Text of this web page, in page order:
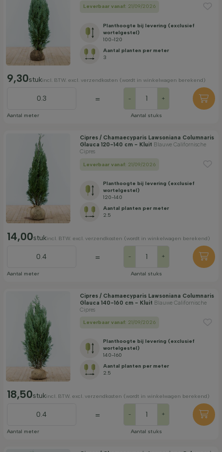
Leverbaar vanaf: 21/09/2026
Planthoogte bij levering (exclusief
wortelgestel)
100-120
Aantal planten per meter
3
9,30stukincl. BTW. excl. verzendkosten (wordt in winkelwagen berekend)
Aantal meter
= - +
Aantal stuks
Cipres / Chamaecyparis Lawsoniana Columnaris
Glauca 120-140 cm - Kluit Blauwe Californische
Cipres
Leverbaar vanaf: 21/09/2026
Planthoogte bij levering (exclusief
wortelgestel)
120-140
Aantal planten per meter
2.5
14,00stukincl. BTW. excl. verzendkosten (wordt in winkelwagen berekend)
Aantal meter
= - +
Aantal stuks
Cipres / Chamaecyparis Lawsoniana Columnaris
Glauca 140-160 cm - Kluit Blauwe Californische
Cipres
Leverbaar vanaf: 21/09/2026
Planthoogte bij levering (exclusief
wortelgestel)
140-160
Aantal planten per meter
2.5
18,50stukincl. BTW. excl. verzendkosten (wordt in winkelwagen berekend)
Aantal meter
= - +
Aantal stuks